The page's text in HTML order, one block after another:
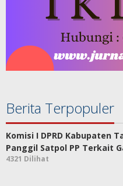
Berita Terpopuler
Komisi I DPRD Kabupaten
Panggil Satpol PP Terkait
4321 Dilihat